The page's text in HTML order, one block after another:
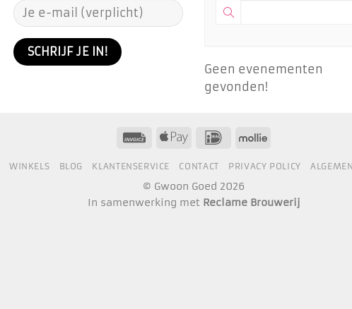
Geen evenementen
gevonden!
WINKELS BLOG KLANTENSERVICE CONTACT PRIVACY POLICY
© Gwoon Goed 2026
In samenwerking met Reclame Brouwerij